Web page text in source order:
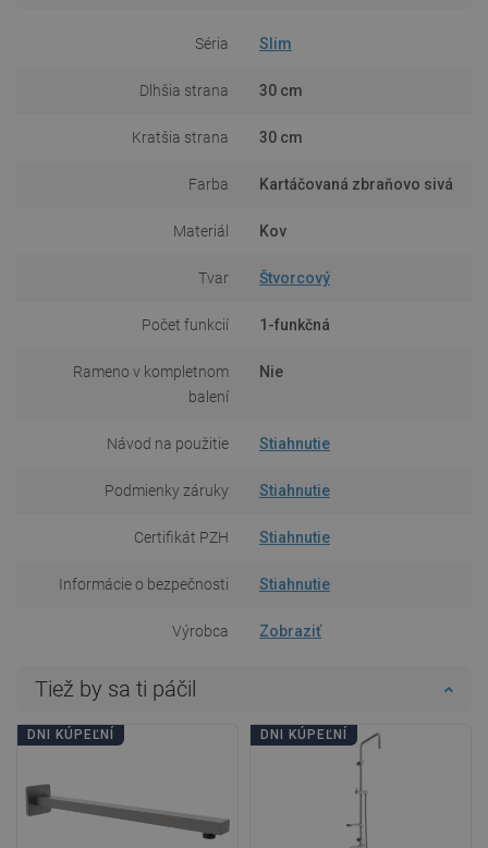
Séria Slim
Dlhšia strana 30 cm
Kratšia strana 30 cm
Farba Kartáčovaná zbraňovo sivá
Materiál Kov
Tvar Štvorcový
Počet funkcií 1-funkčná
Rameno v kompletnom
balení
Nie
Návod na použitie Stiahnutie
Podmienky záruky Stiahnutie
Certifikát PZH Stiahnutie
Informácie o bezpečnosti Stiahnutie
Výrobca Zobraziť
Tiež by sa ti páčil
DNI KÚPEĽNÍ DNI KÚPEĽNÍ